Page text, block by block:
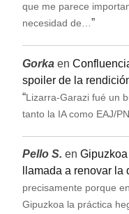
que me parece
necesidad de… ”
Gorka en
spoiler de la
“Lizarra-Garazi fué un
tanto la IA como EAJ/
Pello S. en
llamada a renovar la
precisamente porque
Gipuzkoa la práctica